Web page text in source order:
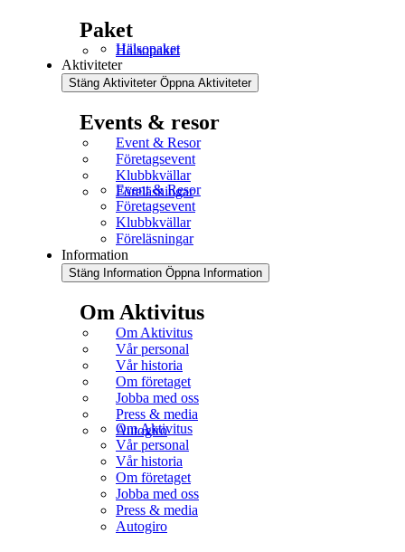
Paket
Hälsopaket
Hälsopaket
Aktiviteter
Stäng Aktiviteter Öppna Aktiviteter
Events & resor
Event & Resor
Företagsevent
Klubbkvällar
Föreläsningar
Event & Resor
Företagsevent
Klubbkvällar
Föreläsningar
Information
Stäng Information Öppna Information
Om Aktivitus
Om Aktivitus
Vår personal
Vår historia
Om företaget
Jobba med oss
Press & media
Autogiro
Om Aktivitus
Vår personal
Vår historia
Om företaget
Jobba med oss
Press & media
Autogiro